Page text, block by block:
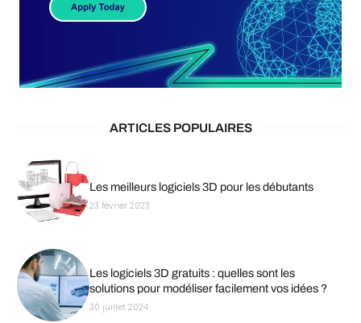
ARTICLES POPULAIRES
Les meilleurs logiciels 3D pour les débutants
23 février 2023
Les logiciels 3D gratuits : quelles sont les
solutions pour modéliser facilement vos idées ?
30 juillet 2024